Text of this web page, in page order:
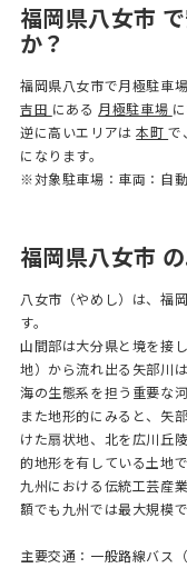
福岡県八女市
か？
福岡県八女市で月極駐車
吉田 にある 月極駐車場
逆に高いエリアは本町で
になります。
※対象駐車場：車両：自
福岡県八女市
八女市（やめし）は、福
す。
山間部は大分県と境を接
地）から流れ出る矢部川
海の生態系を担う重要な
また地形的にみると、矢
けた扇状地、北を広川丘
的地形を有している土地で
九州における伝統工芸産
額でも九州では最大規模で
主要交通：一般路線バス